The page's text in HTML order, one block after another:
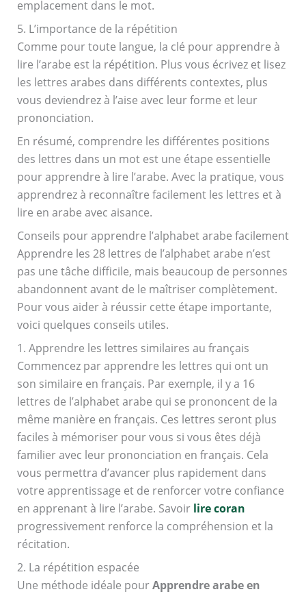
emplacement dans le mot.
5. L’importance de la répétition
Comme pour toute langue, la clé pour apprendre à
lire l’arabe est la répétition. Plus vous écrivez et lisez
les lettres arabes dans différents contextes, plus
vous deviendrez à l’aise avec leur forme et leur
prononciation.
En résumé, comprendre les différentes positions
des lettres dans un mot est une étape essentielle
pour apprendre à lire l’arabe. Avec la pratique, vous
apprendrez à reconnaître facilement les lettres et à
lire en arabe avec aisance.
Conseils pour apprendre l’alphabet arabe facilement
Apprendre les 28 lettres de l’alphabet arabe n’est
pas une tâche difficile, mais beaucoup de personnes
abandonnent avant de le maîtriser complètement.
Pour vous aider à réussir cette étape importante,
voici quelques conseils utiles.
1. Apprendre les lettres similaires au français
Commencez par apprendre les lettres qui ont un
son similaire en français. Par exemple, il y a 16
lettres de l’alphabet arabe qui se prononcent de la
même manière en français. Ces lettres seront plus
faciles à mémoriser pour vous si vous êtes déjà
familier avec leur prononciation en français. Cela
vous permettra d’avancer plus rapidement dans
votre apprentissage et de renforcer votre confiance
en apprenant à lire l’arabe. Savoir lire coran
progressivement renforce la compréhension et la
récitation.
2. La répétition espacée
Une méthode idéale pourApprendre arabe en